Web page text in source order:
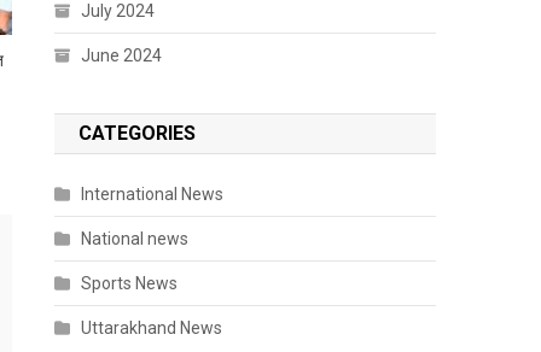
July 2024
June 2024
CATEGORIES
International News
National news
Sports News
Uttarakhand News